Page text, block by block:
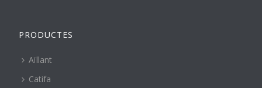
PRODUCTES
Aïllant
Catifa